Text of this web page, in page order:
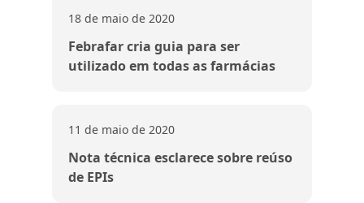
18 de maio de 2020
Febrafar cria guia para ser
utilizado em todas as farmácias
11 de maio de 2020
Nota técnica esclarece sobre reúso
de EPIs